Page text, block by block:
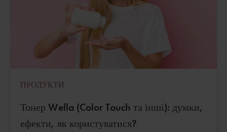
ПРОДУКТИ
Тонер Wella (Color Touch та інші): думки,
ефекти, як користуватися?